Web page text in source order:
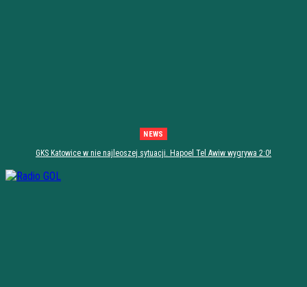
NEWS
GKS Katowice w nie najleoszej sytuacji. Hapoel Tel Awiw wygrywa 2:0!